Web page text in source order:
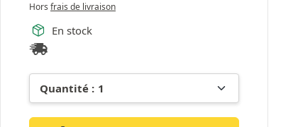
Hors frais de livraison
En stock